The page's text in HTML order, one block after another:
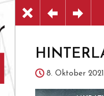
8. Oktober 2021